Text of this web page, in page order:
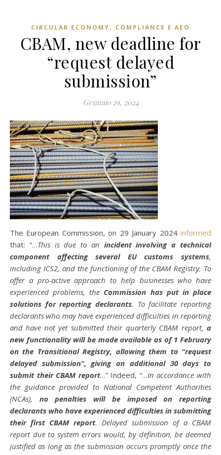
CIRCULAR ECONOMY, COMPLIANCE E AEO
CBAM, new deadline for
“request delayed
submission”
Gennaio 29, 2024
The European Commission, on 29 January 2024 informed
that: “…This is due to an incident involving a technical
component affecting several EU customs systems,
including ICS2, and the functioning of the CBAM Registry. To
offer a pro-active approach to help businesses who have
experienced problems, the Commission has put in place
solutions for reporting declarants. To facilitate reporting
declarants who may have experienced difficulties in reporting
and have not yet submitted their quarterly CBAM report, a
new functionality will be made available as of 1 February
on the Transitional Registry, allowing them to “request
delayed submission”, giving an additional 30 days to
submit their CBAM report…” Indeed, “…In accordance with
the guidance provided to National Competent Authorities
(NCAs), no penalties will be imposed on reporting
declarants who have experienced difficulties in submitting
their first CBAM report. Delayed submission of a CBAM
report due to system errors would, by definition, be deemed
justified as long as the submission occurs promptly once the